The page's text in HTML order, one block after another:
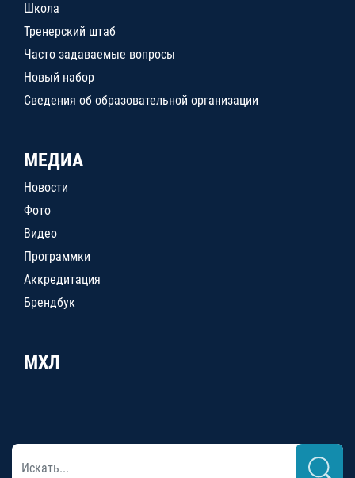
Школа
Тренерский штаб
Часто задаваемые вопросы
Новый набор
Сведения об образовательной организации
МЕДИА
Новости
Фото
Видео
Программки
Аккредитация
Брендбук
МХЛ